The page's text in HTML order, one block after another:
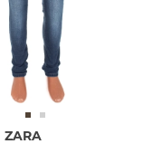
ZARA